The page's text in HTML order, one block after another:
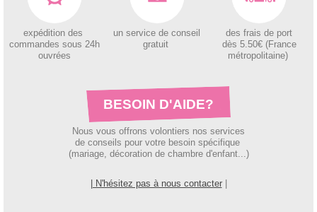
expédition des
commandes sous 24h
ouvrées
un service de conseil
gratuit
des frais de port
dès 5.50€ (France
métropolitaine)
BESOIN D'AIDE?
Nous vous offrons volontiers nos services
de conseils pour votre besoin spécifique
(mariage, décoration de chambre d'enfant...)
| N'hésitez pas à nous contacter|